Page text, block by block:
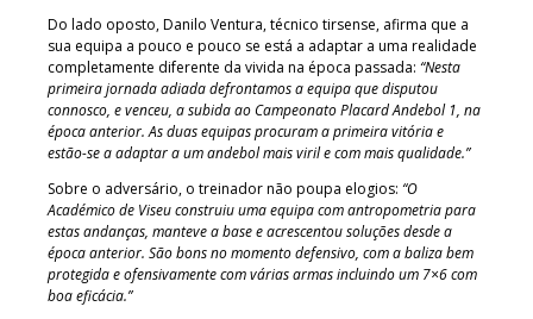
Do lado oposto, Danilo Ventura, técnico tirsense, afirma que a
sua equipa a pouco e pouco se está a adaptar a uma realidade
completamente diferente da vivida na época passada: “Nesta
primeira jornada adiada defrontamos a equipa que disputou
connosco, e venceu, a subida ao Campeonato Placard Andebol 1, na
época anterior. As duas equipas procuram a primeira vitória e
estão-se a adaptar a um andebol mais viril e com mais qualidade.”
Sobre o adversário, o treinador não poupa elogios: “O
Académico de Viseu construiu uma equipa com antropometria para
estas andanças, manteve a base e acrescentou soluções desde a
época anterior. São bons no momento defensivo, com a baliza bem
protegida e ofensivamente com várias armas incluindo um 7×6 com
boa eficácia.”